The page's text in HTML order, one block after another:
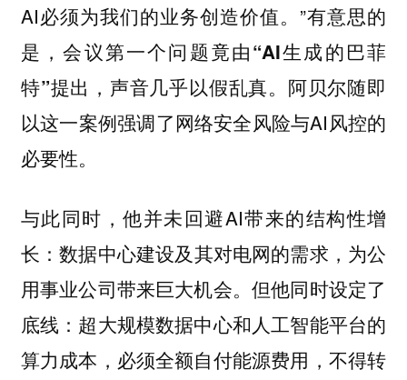
AI必须为我们的业务创造价值。”有意思的
是，会议第一个问题竟由“AI生成的巴菲
特”提出，声音几乎以假乱真。阿贝尔随即
以这一案例强调了网络安全风险与AI风控的
必要性。
与此同时，他并未回避AI带来的结构性增
长：数据中心建设及其对电网的需求，为公
用事业公司带来巨大机会。但他同时设定了
底线：超大规模数据中心和人工智能平台的
算力成本，必须全额自付能源费用，不得转